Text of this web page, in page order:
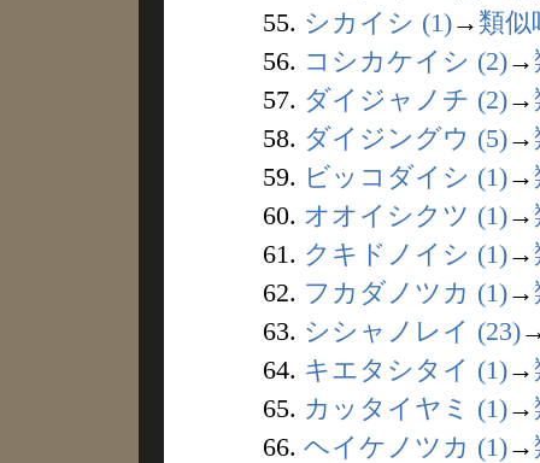
55. シカイシ (1)→ 類似
56. コシカケイシ (2)→
57. ダイジャノチ (2)→
58. ダイジングウ (5)→
59. ビッコダイシ (1)→
60. オオイシクツ (1)→
61. クキドノイシ (1)→
62. フカダノツカ (1)→
63. シシャノレイ (23)
64. キエタシタイ (1)→
65. カッタイヤミ (1)→
66. ヘイケノツカ (1)→